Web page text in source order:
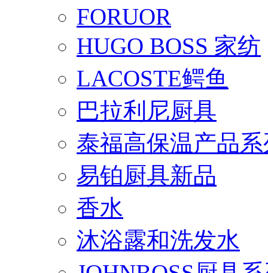
FORUOR
HUGO BOSS 家纺
LACOSTE鳄鱼
巴拉利尼厨具
泰福高保温产品
易铂厨具新品
香水
沐浴露和洗发水